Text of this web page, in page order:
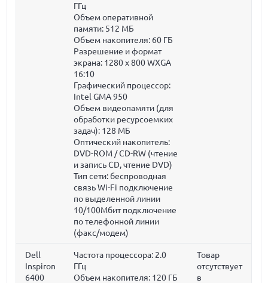
ГГц
Объем оперативной
памяти: 512 МБ
Объем накопителя: 60 ГБ
Разрешение и формат
экрана: 1280 x 800 WXGA
16:10
Графический процессор:
Intel GMA 950
Объем видеопамяти (для
обработки ресурсоемких
задач): 128 МБ
Оптический накопитель:
DVD-ROM / CD-RW (чтение
и запись CD, чтение DVD)
Тип сети: беспроводная
связь Wi-Fi подключение
по выделенной линии
10/100Мбит подключение
по телефонной линии
(факс/модем)
Dell
Inspiron
6400
Частота процессора: 2.0
ГГц
Объем накопителя: 120 ГБ
Товар
отсутствует
в